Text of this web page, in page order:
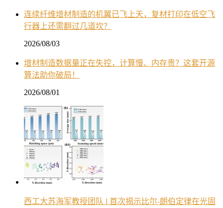
连续纤维增材制造的机翼已飞上天，复材打印在低空飞
行器上还需翻过几道坎？
2026/08/03
增材制造数据量正在失控，计算慢、内存贵？这套开源
算法助你破局！
2026/08/01
西工大苏海军教授团队 l 首次揭示比尔-朗伯定律在光固